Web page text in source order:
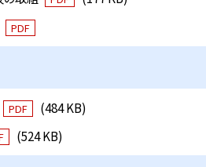
PDF
PDF
(484 KB)
(524 KB)